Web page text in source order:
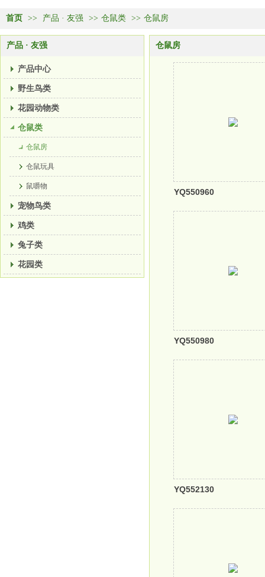
首页 >> 产品 · 友强 >> 仓鼠类 >> 仓鼠房
产品 · 友强
产品中心
野生鸟类
花园动物类
仓鼠类
仓鼠房
仓鼠玩具
鼠嚼物
宠物鸟类
鸡类
兔子类
花园类
仓鼠房
YQ550960
YQ550980
YQ552130